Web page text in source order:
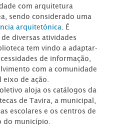
com arquitetura
sendo considerado uma
arquitetónica . É
diversas atividades
tem vindo a adaptar-
de informação,
com a comunidade
de ação.
aloja os catálogos da
de Tavira, a municipal,
escolares e os centros de
do município.